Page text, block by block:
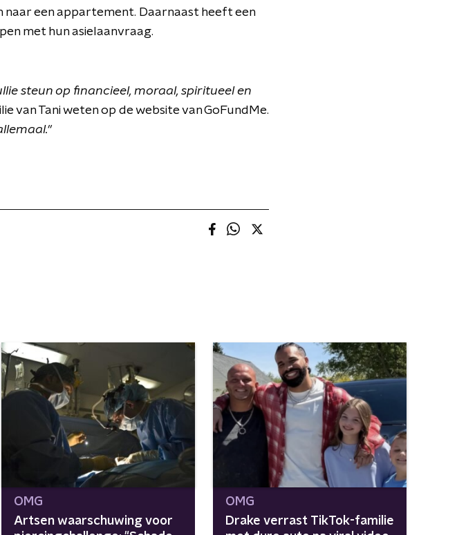
een appartement. Daarnaast heeft een
met hun asielaanvraag.
steun op financieel, moraal, spiritueel en
van Tani weten op de website van GoFundMe.
OMG
Artsen waarschuwing voor
OMG
Drake verrast TikTok-familie